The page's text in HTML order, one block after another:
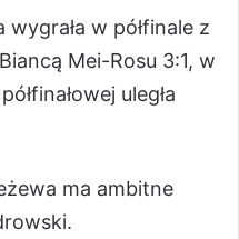
w półfinale z
Mei-Rosu 3:1, w
uległa
ma ambitne